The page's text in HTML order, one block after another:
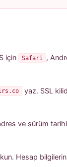
için Safari ,
yaz. SSL
ve sürüm
Hesap